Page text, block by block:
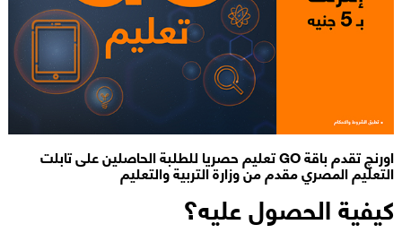
اورنچ تقدم باقة GO تعليم حصريا للطلبة الحاصلين على تابلت
التعليم المصري مقدم من وزارة التربية والتعليم
كيفية الحصول عليه؟